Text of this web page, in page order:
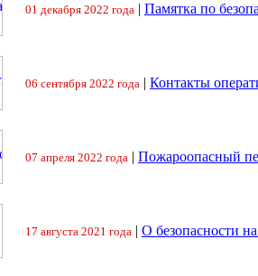
01 декабря 2022 года | Памятка по
06 сентября 2022 года | Контакты
07 апреля 2022 года | Пожароопасный
17 августа 2021 года | О безопасности